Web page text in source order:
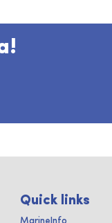
Quick links
MarineInfo